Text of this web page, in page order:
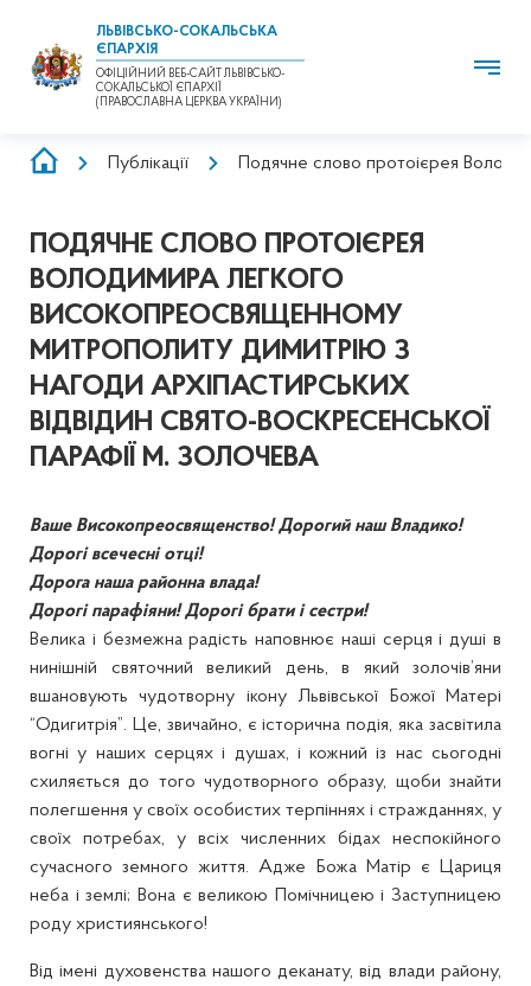
ЛЬВІВСЬКО-СОКАЛЬСЬКА
ЄПАРХІЯ
ОФІЦІЙНИЙ ВЕБ-САЙТ ЛЬВІВСЬКО-
СОКАЛЬСЬКОЇ ЄПАРХІЇ
(ПРАВОСЛАВНА ЦЕРКВА УКРАЇНИ)
РЯДОКПублікації Подячне слово протоієрея
ПОДЯЧНЕ СЛОВО ПРОТОІЄРЕЯ
ВОЛОДИМИРА ЛЕГКОГО
ВИСОКОПРЕОСВЯЩЕННОМУ
МИТРОПОЛИТУ ДИМИТРІЮ З
НАГОДИ АРХІПАСТИРСЬКИХ
ВІДВІДИН СВЯТО-ВОСКРЕСЕНСЬКОЇ
ПАРАФІЇ М. ЗОЛОЧЕВА
Ваше Високопреосвященство! Дорогий наш Владико!
Дорогі всечесні отці!
Дорога наша районна влада!
Дорогі парафіяни! Дорогі брати і сестри!
Велика і безмежна радість наповнює наші серця і душі в
нинішній святочний великий день, в який золочів’яни
вшановують чудотворну ікону Львівської Божої Матері
“Одигитрія”. Це, звичайно, є історична подія, яка засвітила
вогні у наших серцях і душах, і кожний із нас сьогодні
схиляється до того чудотворного образу, щоби знайти
полегшення у своїх особистих терпіннях і стражданнях, у
своїх потребах, у всіх численних бідах неспокійного
сучасного земного життя. Адже Божа Матір є Цариця
неба і землі; Вона є великою Помічницею і Заступницею
роду християнського!
Від імені духовенства нашого деканату, від влади району,